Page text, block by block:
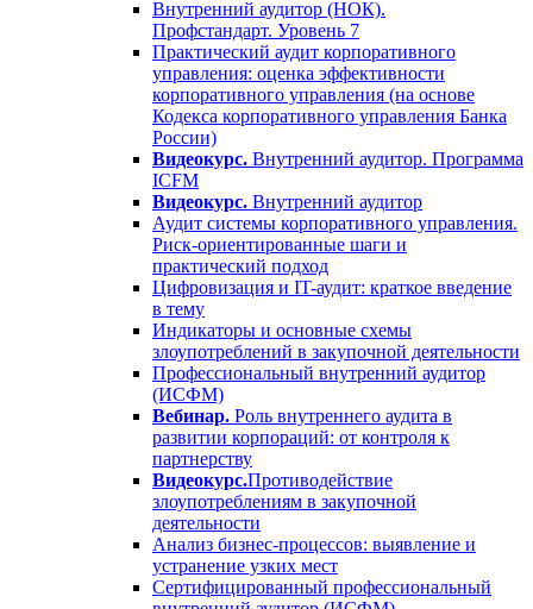
Внутренний аудитор (НОК).
Профстандарт. Уровень 7
Практический аудит корпоративного
управления: оценка эффективности
корпоративного управления (на основе
Кодекса корпоративного управления Банка
России)
Видеокурс. Внутренний аудитор. Программа
ICFM
Видеокурс. Внутренний аудитор
Аудит системы корпоративного управления.
Риск-ориентированные шаги и
практический подход
Цифровизация и IT-аудит: краткое введение
в тему
Индикаторы и основные схемы
злоупотреблений в закупочной деятельности
Профессиональный внутренний аудитор
(ИСФМ)
Вебинар. Роль внутреннего аудита в
развитии корпораций: от контроля к
партнерству
Видеокурс.Противодействие
злоупотреблениям в закупочной
деятельности
Анализ бизнес-процессов: выявление и
устранение узких мест
Сертифицированный профессиональный